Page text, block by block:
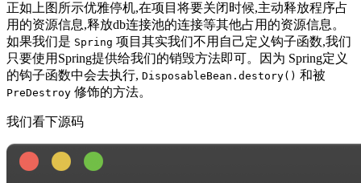
正如上图所示优雅停机,在项目将要关闭时候,主动释放程序占
用的资源信息,释放db连接池的连接等其他占用的资源信息。
如果我们是 Spring 项目其实我们不用自己定义钩子函数,我们
只要使用Spring提供给我们的销毁方法即可。因为 Spring定义
的钩子函数中会去执行, DisposableBean.destory() 和被
PreDestroy 修饰的方法。
我们看下源码